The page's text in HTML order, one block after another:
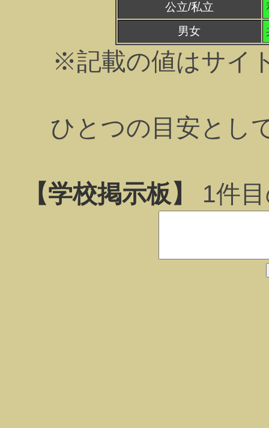
公立/私立
男女
※記載の値はサイ
ひとつの目安とし
【学校掲示板】 1件